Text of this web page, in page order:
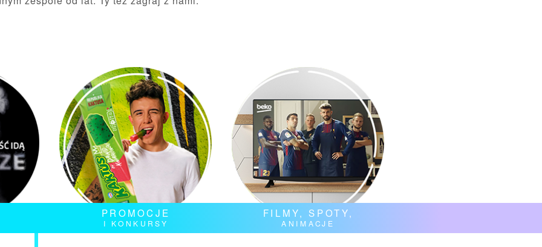
PROMOCJE
I KONKURSY
FILMY, SPOTY,
ANIMACJE